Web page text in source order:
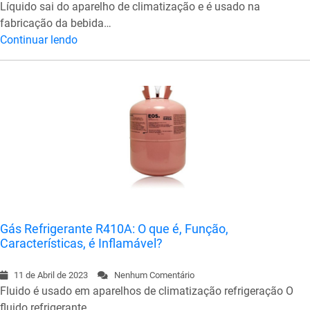
Líquido sai do aparelho de climatização e é usado na
fabricação da bebida…
Continuar lendo
Gás Refrigerante R410A: O que é, Função,
Características, é Inflamável?
11 de Abril de 2023 Nenhum Comentário
Fluido é usado em aparelhos de climatização refrigeração O